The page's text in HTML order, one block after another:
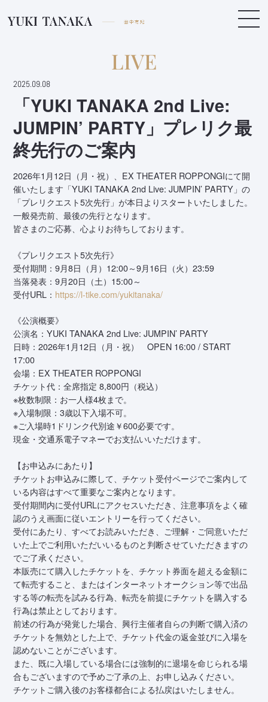
LIVE
2025.09.08
「YUKI TANAKA 2nd Live:
JUMPIN’ PARTY」プレリク最
終先行のご案内
2026年1月12日（月・祝）、EX THEATER ROPPONGIにて開
催いたします「YUKI TANAKA 2nd Live: JUMPIN’ PARTY」の
「プレリクエスト5次先行」が本日よりスタートいたしました。
一般発売前、最後の先行となります。
皆さまのご応募、心よりお待ちしております。
《プレリクエスト5次先行》
受付期間：9月8日（月）12:00～9月16日（火）23:59
当落発表：9月20日（土）15:00～
受付URL： https://l-tike.com/yukitanaka/
《公演概要》
公演名：YUKI TANAKA 2nd Live: JUMPIN’ PARTY
日時：2026年1月12日（月・祝） OPEN 16:00 / START
17:00
会場：EX THEATER ROPPONGI
チケット代：全席指定 8,800円（税込）
※枚数制限：お一人様4枚まで。
※入場制限：3歳以下入場不可。
※ご入場時1ドリンク代別途￥600必要です。
現金・交通系電子マネーでお支払いいただけます。
【お申込みにあたり】
チケットお申込みに際して、チケット受付ページでご案内して
いる内容はすべて重要なご案内となります。
受付期間内に受付URLにアクセスいただき、注意事項をよく確
認のうえ画面に従いエントリーを行ってください。
受付にあたり、すべてお読みいただき、ご理解・ご同意いただ
いた上でご利用いただいいるものと判断させていただきますの
でご了承ください。
本販売にて購入したチケットを、チケット券面を超える金額に
て転売すること、またはインターネットオークション等で出品
する等の転売を試みる行為、転売を前提にチケットを購入する
行為は禁止としております。
前述の行為が発覚した場合、興行主催者自らの判断で購入済の
チケットを無効とした上で、チケット代金の返金並びに入場を
認めないことがございます。
また、既に入場している場合には強制的に退場を命じられる場
合もございますので予めご了承の上、お申し込みください。
チケットご購入後のお客様都合による払戻はいたしません。